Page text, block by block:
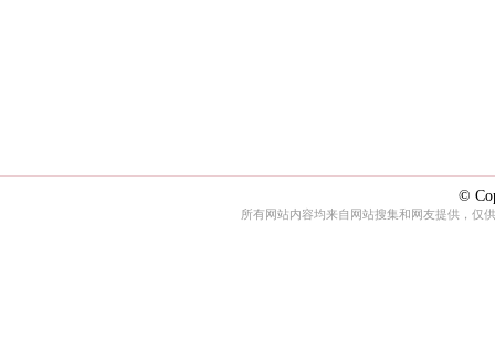
©
所有网站内容均来自网站搜集和网友提供，仅